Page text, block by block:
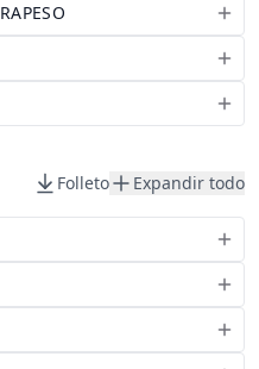
Folleto Expandir todo